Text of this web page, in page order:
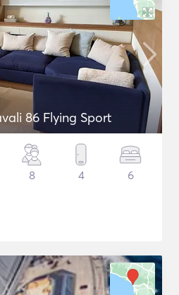
86 Flying Sport
8 4 6